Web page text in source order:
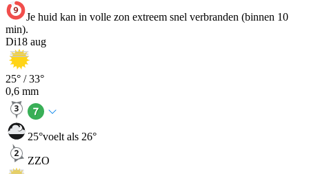
Je huid kan in volle zon extreem snel verbranden (binnen 10
min).
Di18 aug
25° /33°
0,6 mm
25°voelt als 26°
ZZO